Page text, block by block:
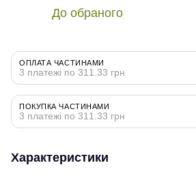
До обраного
ОПЛАТА ЧАСТИНАМИ
3 платежі по 311.33 грн
ПОКУПКА ЧАСТИНАМИ
3 платежі по 311.33 грн
Характеристики